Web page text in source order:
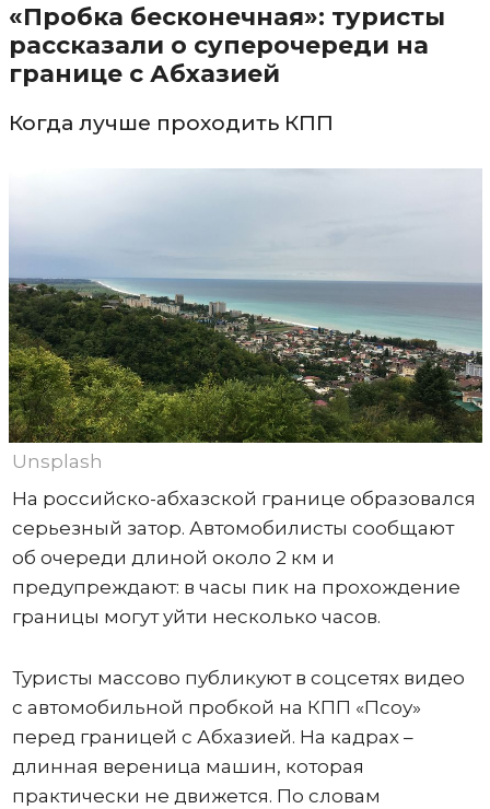
«Пробка бесконечная»: туристы
рассказали о суперочереди на
границе с Абхазией
Когда лучше проходить КПП
Unsplash
На российско-абхазской границе образовался
серьезный затор. Автомобилисты сообщают
об очереди длиной около 2 км и
предупреждают: в часы пик на прохождение
границы могут уйти несколько часов.
Туристы массово публикуют в соцсетях видео
с автомобильной пробкой на КПП «Псоу»
перед границей с Абхазией. На кадрах –
длинная вереница машин, которая
практически не движется. По словам